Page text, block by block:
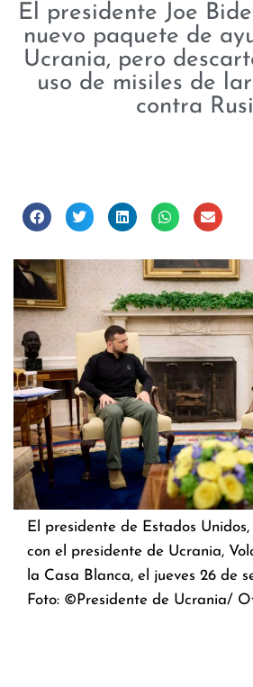
El presidente Joe
nuevo paquete de
Ucrania, pero
uso de misiles de
contra
El presidente de Estados Unidos,
con el presidente de Ucrania,
la Casa Blanca, el jueves 26 de
Foto: ©Presidente de Ucrania/